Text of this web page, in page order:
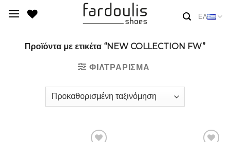
ΕΛ
Προϊόντα με ετικέτα “NEW COLLECTION FW”
ΦΙΛΤΡΆΡΙΣΜΑ